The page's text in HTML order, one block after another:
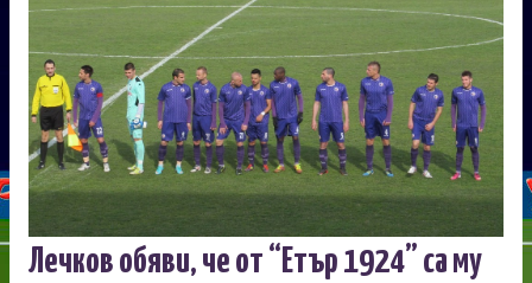
Лечков обяви, че от “Етър 1924” са му